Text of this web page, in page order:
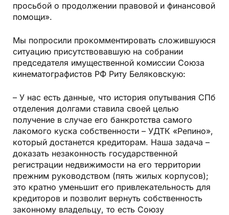
просьбой о продолжении правовой и финансовой
помощи».
Мы попросили прокомментировать сложившуюся
ситуацию присутствовавшую на собрании
председателя имущественной комиссии Союза
кинематографистов РФ Риту Беляковскую:
– У нас есть данные, что история опутывания СПб
отделения долгами ставила своей целью
получение в случае его банкротства самого
лакомого куска собственности – УДТК «Репино»,
который достанется кредиторам. Наша задача –
доказать незаконность государственной
регистрации недвижимости на его территории
прежним руководством (пять жилых корпусов);
это кратно уменьшит его привлекательность для
кредиторов и позволит вернуть собственность
законному владельцу, то есть Союзу